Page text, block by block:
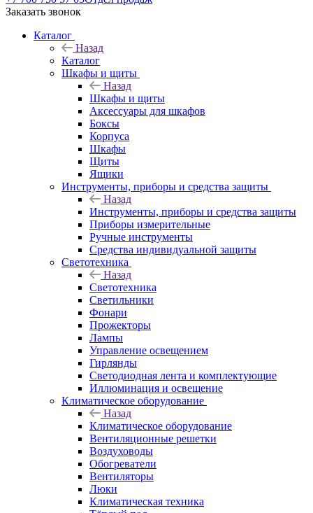
Заказать звонок
Каталог
Назад
Каталог
Шкафы и щиты
Назад
Шкафы и щиты
Аксессуары для шкафов
Боксы
Корпуса
Шкафы
Щиты
Ящики
Инструменты, приборы и средства защиты
Назад
Инструменты, приборы и средства защиты
Приборы измерительные
Ручные инструменты
Средства индивидуальной защиты
Светотехника
Назад
Светотехника
Светильники
Фонари
Прожекторы
Лампы
Управление освещением
Гирлянды
Светодиодная лента и комплектующие
Иллюминация и освещение
Климатическое оборудование
Назад
Климатическое оборудование
Вентиляционные решетки
Воздуховоды
Обогреватели
Вентиляторы
Люки
Климатическая техника